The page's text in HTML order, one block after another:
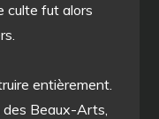
culte fut alors
entièrement.
des Beaux-Arts,